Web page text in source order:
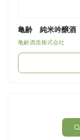
亀齢 純米吟醸酒
亀齢酒造株式会社